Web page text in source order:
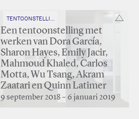
Een tentoonstelling met
werken van Dora García,
Sharon Hayes, Emily Jacir,
Mahmoud Khaled, Carlos
Motta, Wu Tsang, Akram
Zaatari en Quinn Latimer
9 september 2018 – 6 januari 2019